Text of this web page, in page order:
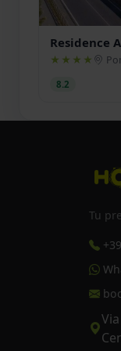
Residence
★★★★
8.2
Tu